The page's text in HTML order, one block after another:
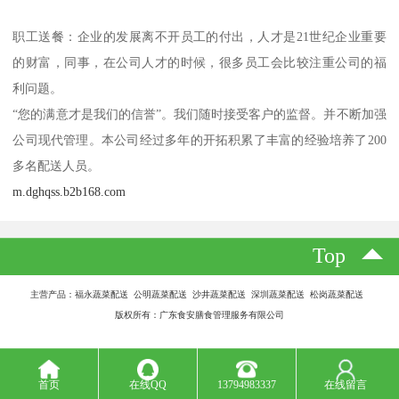
职工送餐：企业的发展离不开员工的付出，人才是21世纪企业重要
的财富，同事，在公司人才的时候，很多员工会比较注重公司的福
利问题。
“您的满意才是我们的信誉”。我们随时接受客户的监督。并不断加强
公司现代管理。本公司经过多年的开拓积累了丰富的经验培养了200
多名配送人员。
m.dghqss.b2b168.com
Top
主营产品：福永蔬菜配送 公明蔬菜配送 沙井蔬菜配送 深圳蔬菜配送 松岗蔬菜配送
版权所有：广东食安膳食管理服务有限公司
首页 在线QQ 13794983337 在线留言